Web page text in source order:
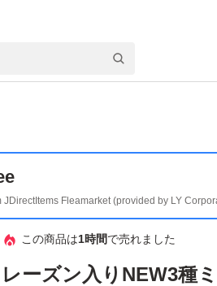
Fleamarket (provided by LY
この商品は1時間で売れました
レーズン入りNEW3種